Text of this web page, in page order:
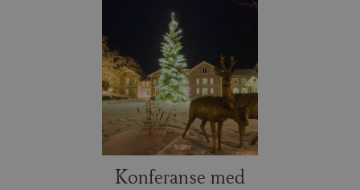
Konferanse med